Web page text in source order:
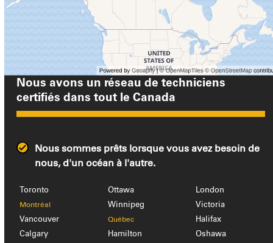
Nous avons un réseau de techniciens
certifiés dans tout le Canada
Nous sommes prêts lorsque vous avez besoin de
nous, d'un océan à l'autre.
Toronto
Montréal
Vancouver
Calgary
Ottawa
Winnipeg
Québec
Hamilton
London
Victoria
Halifax
Oshawa